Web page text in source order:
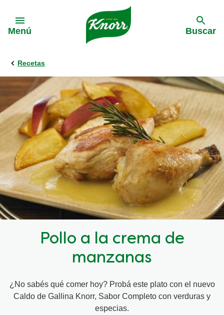
Menú Buscar
Recetas
Pollo a la crema de
manzanas
¿No sabés qué comer hoy? Probá este plato con el nuevo
Caldo de Gallina Knorr, Sabor Completo con verduras y
especias.